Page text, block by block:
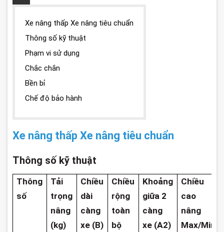
Xe nâng thấp Xe nâng tiêu chuẩn
Thông số kỹ thuật
Phạm vi sử dụng
Chắc chắn
Bền bỉ
Chế độ bảo hành
Xe nâng thấp Xe nâng tiêu chuẩn
Thông số kỹ thuật
Thông
số
Tải
trọng
nâng
(kg)
Chiều
dài
càng
xe (B)
Chiều
rộng
toàn
bộ
Khoảng
giữa 2
càng
xe (A2)
Chiều
cao
nâng
Max/Min